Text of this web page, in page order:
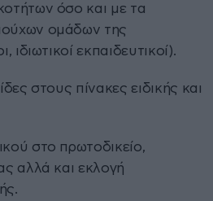
όσο και με τα
ομάδων της
ιδιωτικοί εκπαιδευτικοί).
στους πίνακες ειδικής και
στο πρωτοδικείο,
αλλά και εκλογή